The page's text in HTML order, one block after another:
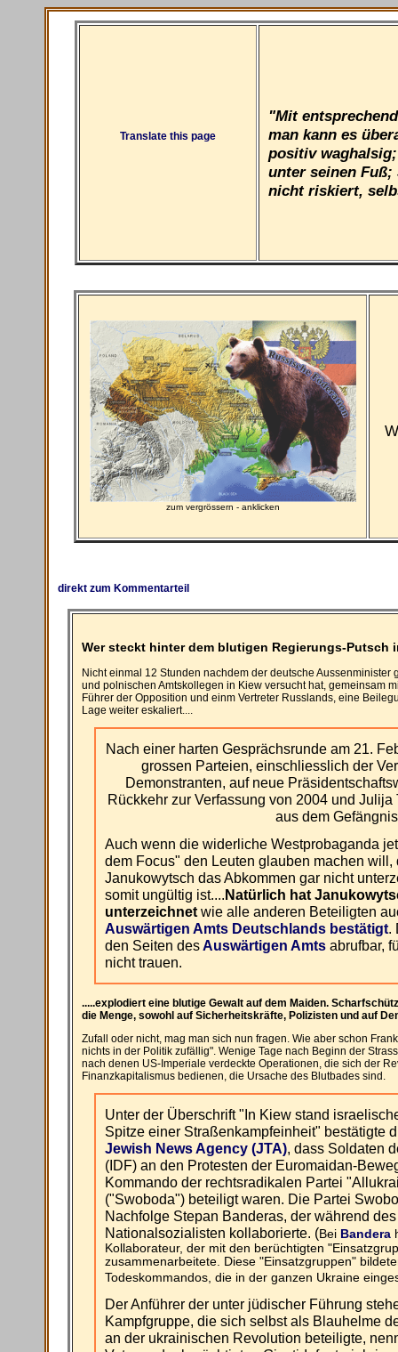
Translate this page
"Mit
man kann es
positiv
unter seinen Fuß;
nicht riskiert,
zum vergrössern - anklicken
direkt zum Kommentarteil
Wer steckt hinter dem blutigen Regierungs-Putsch
Nicht einmal 12 Stunden nachdem der deutsche Aussenminister
und polnischen Amtskollegen in Kiew versucht hat, gemeinsam
Führer der Opposition und einm Vertreter Russlands, eine
Lage weiter eskaliert....
Nach einer harten Gesprächsrunde am 21.
grossen Parteien, einschliesslich der
Demonstranten, auf neue
Rückkehr zur Verfassung von 2004 und
aus dem
Auch wenn die widerliche Westprobaganda
dem Focus" den Leuten glauben machen will,
Janukowytsch das Abkommen gar nicht
somit ungültig ist....Natürlich hat
unterzeichnet wie alle anderen Beteiligten
Auswärtigen Amts Deutschlands bestätigt.
den Seiten desAuswärtigen Amts abrufbar,
nicht trauen.
.....explodiert eine blutige Gewalt auf dem Maiden.
die Menge, sowohl auf Sicherheitskräfte, Polizisten und auf
Zufall oder nicht, mag man sich nun fragen. Wie aber schon
nichts in der Politik zufällig". Wenige Tage nach Beginn der
nach denen US-Imperiale verdeckte Operationen, die sich der
Finanzkapitalismus bedienen, die Ursache des Blutbades sind.
Unter der Überschrift "In Kiew stand
Spitze einer Straßenkampfeinheit" bestätigte
Jewish News Agency (JTA), dass Soldaten
(IDF) an den Protesten der Euromaidan-
Kommando der rechtsradikalen Partei
("Swoboda") beteiligt waren. Die Partei
Nachfolge Stepan Banderas, der während
Nationalsozialisten kollaborierte. (Bei Bandera
Kollaborateur, der mit den berüchtigten
zusammenarbeitete. Diese "Einsatzgruppen"
Todeskommandos, die in der ganzen Ukraine
Der Anführer der unter jüdischer Führung
Kampfgruppe, die sich selbst als Blauhelme
an der ukrainischen Revolution beteiligte,